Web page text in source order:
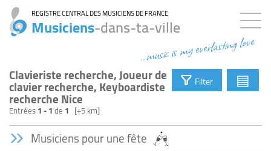
REGISTRE CENTRAL DES MUSICIENS DE FRANCE
Musiciens-dans-ta-ville
...music is my everlasting love
Clavieriste recherche, Joueur de
clavier recherche, Keyboardiste
recherche Nice
Entrées1 - 1de 1 [+5 km]
Filter ▤
Musiciens pour une fête